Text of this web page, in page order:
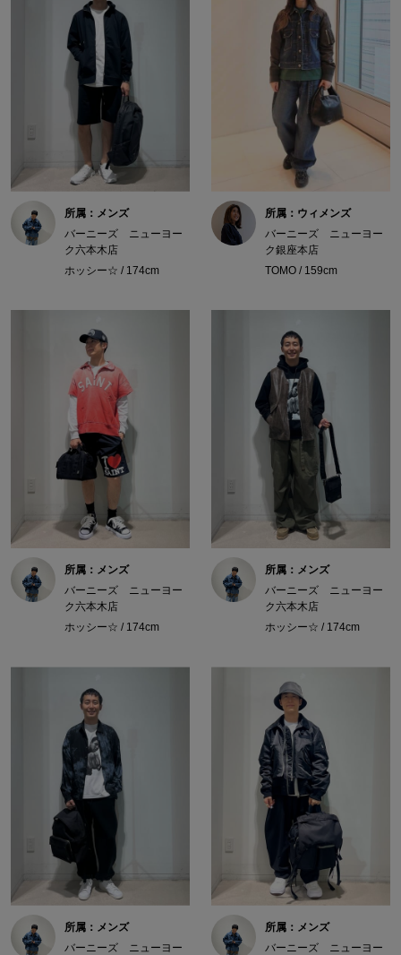
所属：メンズ
バーニーズ ニューヨー
ク六本木店
ホッシー☆ / 174cm
所属：ウィメンズ
バーニーズ ニューヨー
ク銀座本店
TOMO / 159cm
所属：メンズ
バーニーズ ニューヨー
ク六本木店
ホッシー☆ / 174cm
所属：メンズ
バーニーズ ニューヨー
ク六本木店
ホッシー☆ / 174cm
所属：メンズ
バーニーズ ニューヨー
所属：メンズ
バーニーズ ニューヨー